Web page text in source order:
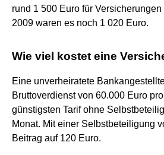
rund 1 500 Euro für
2009 waren es noch 1 020 Euro.
Wie viel kostet eine
Eine unverheiratete
Bruttoverdienst von 60.000 Euro
günstigsten Tarif ohne
Monat. Mit einer Selbstbeteiligung
Beitrag auf 120 Euro.